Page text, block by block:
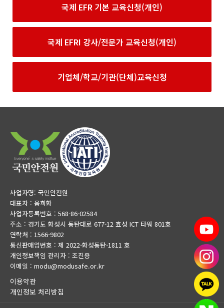
국제 EFR 기본 교육신청(개인)
국제 EFRI 강사/전문가 교육신청(개인)
기업체/학교/기관(단체)교육신청
사업자명: 국민안전원
대표자 : 음희화
사업자등록번호 : 568-86-02584
주소 : 경기도 화성시 동탄대로 677-12 효성 ICT 타워 801호
연락처 : 1566-9802
통신판매업번호 : 제 2022-화성동탄-1811 호
개인정보책임 관리자 : 조진용
이메일 : modu@modusafe.or.kr
이용약관
개인정보 처리방침